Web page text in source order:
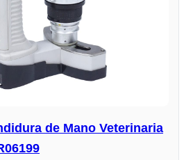
de Mano Veterinaria